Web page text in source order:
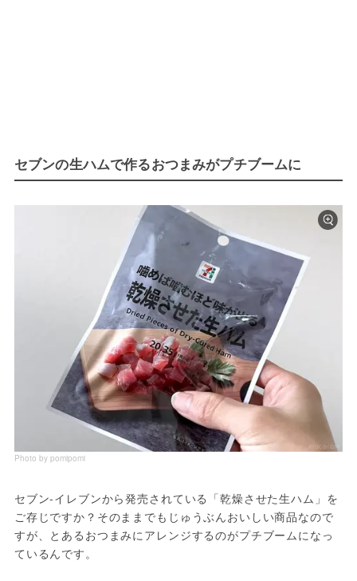
セブンの生ハムで作るおつまみがプチブームに
Photo by pomipomi
セブン-イレブンから発売されている「乾燥させた生ハム」を
ご存じですか？そのままでもじゅうぶんおいしい商品なので
すが、とあるおつまみにアレンジするのがプチブームになっ
ているんです。